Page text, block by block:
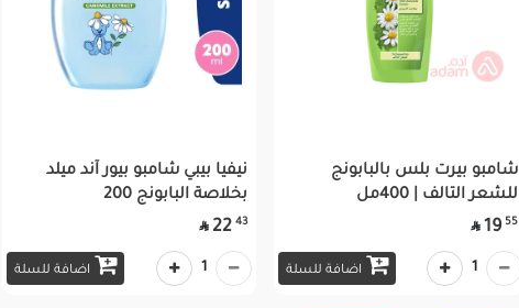
شامبو بيرت بلس بالبابونج
للشعر التالف | 400مل
55
19

اضافة للسلة 1
نيفيا بيبي شامبو بيور آند ميلد
بخلاصة البابونج 200
43
22

اضافة للسلة 1